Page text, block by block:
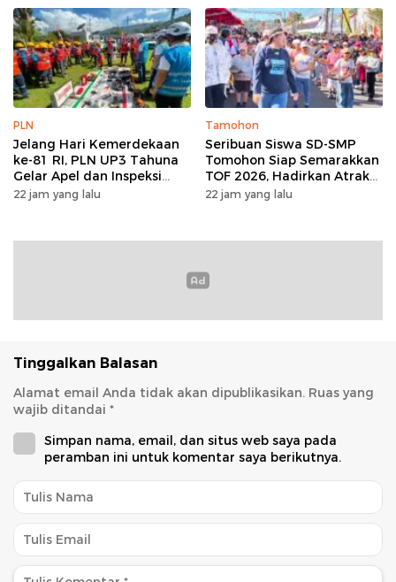
PLN
Jelang Hari Kemerdekaan
ke-81 RI, PLN UP3 Tahuna
Gelar Apel dan Inspeksi
Peralatan Guna Pastikan
22 jam yang lalu
Tamohon
Seribuan Siswa SD-SMP
Tomohon Siap Semarakkan
TOF 2026, Hadirkan Atraksi
Kolosal dan Harmoni Seni
22 jam yang lalu
Tinggalkan Balasan
Alamat email Anda tidak akan dipublikasikan. Ruas yang
wajib ditandai *
Simpan nama, email, dan situs web saya pada
peramban ini untuk komentar saya berikutnya.